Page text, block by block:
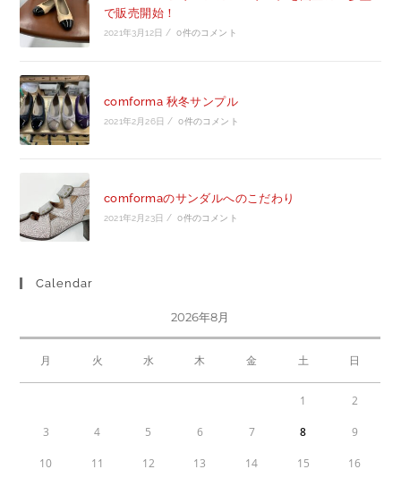
で販売開始！
2021年3月12日 / 0件のコメント
comforma 秋冬サンプル
2021年2月26日 / 0件のコメント
comformaのサンダルへのこだわり
2021年2月23日 / 0件のコメント
Calendar
2026年8月
月 火 水 木 金 土 日
1 2
3 4 5 6 7 8 9
10 11 12 13 14 15 16